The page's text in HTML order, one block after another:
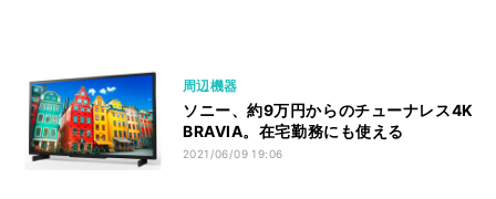
周辺機器
ソニー、約9万円からのチューナレス4K
BRAVIA。在宅勤務にも使える
2021/06/09 19:06